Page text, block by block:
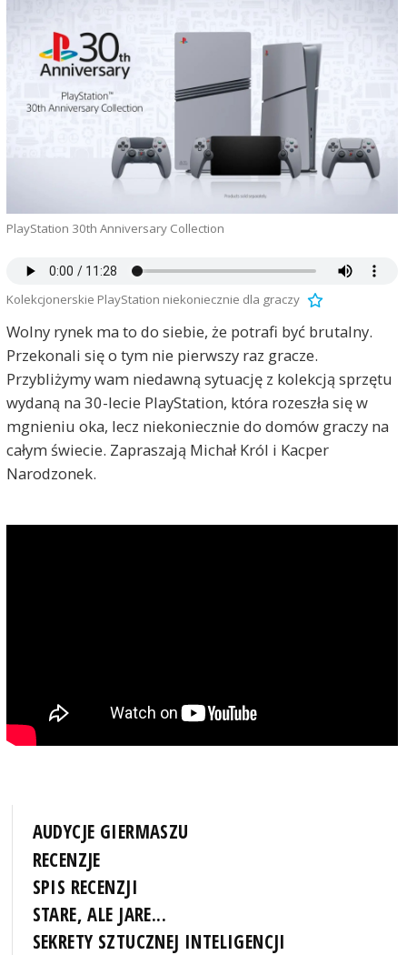
PlayStation 30th Anniversary Collection
Kolekcjonerskie PlayStation niekoniecznie dla graczy
Wolny rynek ma to do siebie, że potrafi być brutalny.
Przekonali się o tym nie pierwszy raz gracze.
Przybliżymy wam niedawną sytuację z kolekcją sprzętu
wydaną na 30-lecie PlayStation, która rozeszła się w
mgnieniu oka, lecz niekoniecznie do domów graczy na
całym świecie. Zapraszają Michał Król i Kacper
Narodzonek.
AUDYCJE GIERMASZU
RECENZJE
SPIS RECENZJI
STARE, ALE JARE...
SEKRETY SZTUCZNEJ INTELIGENCJI